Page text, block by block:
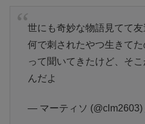
世にも奇妙な物語見てて
何で刺されたやつ生きてた
って聞いてきたけど、そ
んだよ
— マーティソ (@clm2603)